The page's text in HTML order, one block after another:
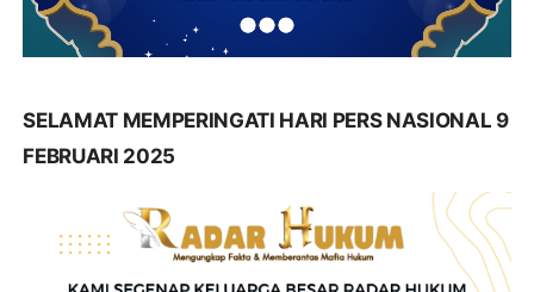
SELAMAT MEMPERINGATI HARI PERS NASIONAL 9
FEBRUARI 2025